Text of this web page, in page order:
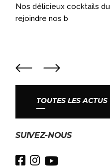
Nos délicieux cocktails du
rejoindre nos b
TOUTES LES ACTUS
SUIVEZ-NOUS